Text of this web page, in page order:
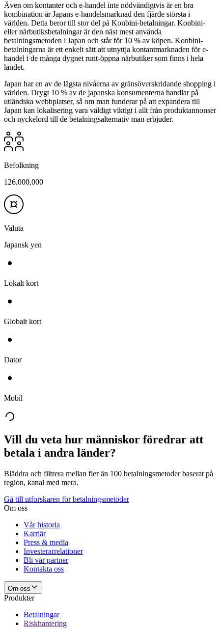
Även om kontanter och e-handel inte nödvändigtvis är en bra
kombination är Japans e-handelsmarknad den fjärde största i
världen. Detta beror till stor del på Konbini-betalningar. Konbini-
eller närbutiksbetalningar är den näst mest använda
betalningsmetoden i Japan och står för 10 % av köpen. Konbini-
betalningarna är ett enkelt sätt att utnyttja kontantmarknaden för e-
handel i de många dygnet runt-öppna närbutiker som finns i hela
landet.
Japan har en av de lägsta nivåerna av gränsöverskridande shopping i
världen. Drygt 10 % av de japanska konsumenterna handlar på
utländska webbplatser, så om man funderar på att expandera till
Japan kan lokalisering vara väldigt viktigt i allt från produktannonser
och nyckelord till de betalningsalternativ man erbjuder.
Befolkning
126,000,000
Valuta
Japansk yen
Lokalt kort
Globalt kort
Dator
Mobil
Vill du veta hur människor föredrar att
betala i andra länder?
Bläddra och filtrera mellan fler än 100 betalningsmetoder baserat på
region, kanal med mera.
Gå till utforskaren för betalningsmetoder
Om oss
Vår historia
Karriär
Press & media
Investerarrelationer
Bli vår partner
Kontakta oss
Om oss
Produkter
Betalningar
Riskhantering